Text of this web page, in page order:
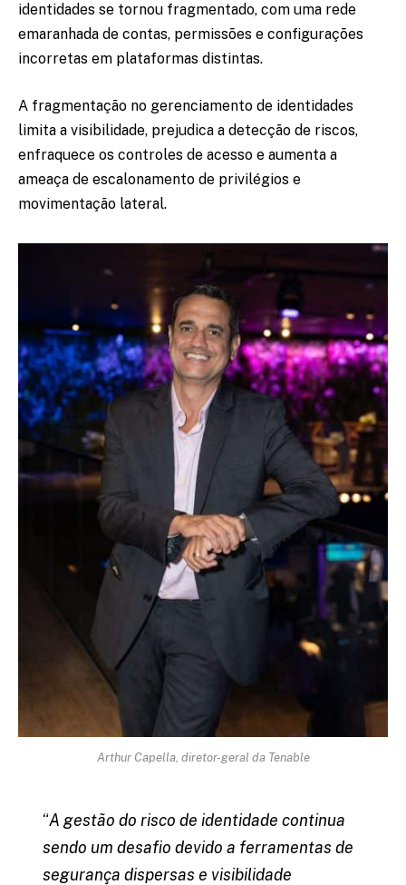
identidades se tornou fragmentado, com uma rede
emaranhada de contas, permissões e configurações
incorretas em plataformas distintas.
A fragmentação no gerenciamento de identidades
limita a visibilidade, prejudica a detecção de riscos,
enfraquece os controles de acesso e aumenta a
ameaça de escalonamento de privilégios e
movimentação lateral.
Arthur Capella, diretor-geral da Tenable
“A gestão do risco de identidade continua
sendo um desafio devido a ferramentas de
segurança dispersas e visibilidade